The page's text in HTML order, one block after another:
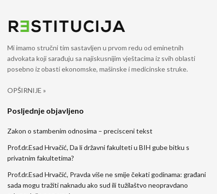
Mi imamo stručni tim sastavljen u prvom redu od eminetnih
advokata koji sarađuju sa najiskusnijim vještacima iz svih oblasti
posebno iz obasti ekonomske, mašinske i medicinske struke.
OPŠIRNIJE »
Posljednje objavljeno
Zakon o stambenim odnosima – precisceni tekst
Prof.dr.Esad Hrvačić, Da li državni fakulteti u BIH gube bitku s
privatnim fakultetima?
Prof.dr.Esad Hrvačić, Pravda više ne smije čekati godinama: građani
sada mogu tražiti naknadu ako sud ili tužilaštvo neopravdano